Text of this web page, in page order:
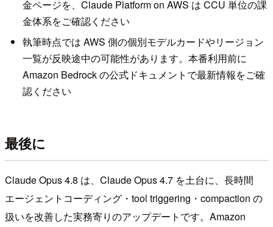
金ページを、Claude Platform on AWS は CCU 単位の課
金体系をご確認ください
執筆時点では AWS 側の個別モデルカードやリージョン
一覧が反映途中の可能性があります。本番利用前に
Amazon Bedrock の公式ドキュメントで最新情報をご確
認ください
最後に
Claude Opus 4.8 は、Claude Opus 4.7 を土台に、長時間
エージェントコーディング・tool triggering・compaction の
扱いを改善した実務寄りのアップデートです。Amazon